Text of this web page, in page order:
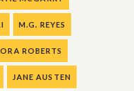
M.G. REYES
ROBERTS
JANE AUSTEN